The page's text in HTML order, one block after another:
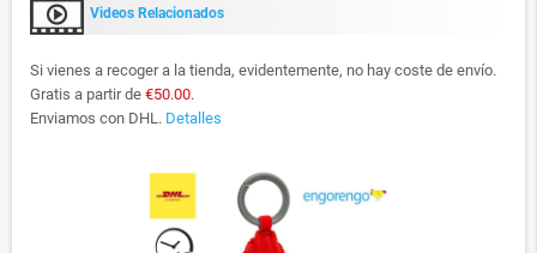
Videos Relacionados
Si vienes a recoger a la tienda, evidentemente, no hay coste de envío.
Gratis a partir de €50.00.
Enviamos con DHL. Detalles